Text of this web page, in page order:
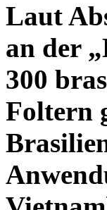
Laut
an der
300
Foltern